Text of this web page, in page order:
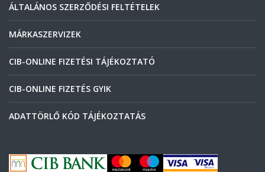
ÁLTALÁNOS SZERZŐDÉSI FELTÉTELEK
MÁRKASZERVIZEK
CIB-ONLINE FIZETÉSI TÁJÉKOZTATÓ
CIB-ONLINE FIZETÉS GYIK
ADATTÖRLŐ KÓD TÁJÉKOZTATÁS